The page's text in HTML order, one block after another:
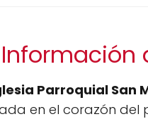
Información
Parroquial San
en el corazón del